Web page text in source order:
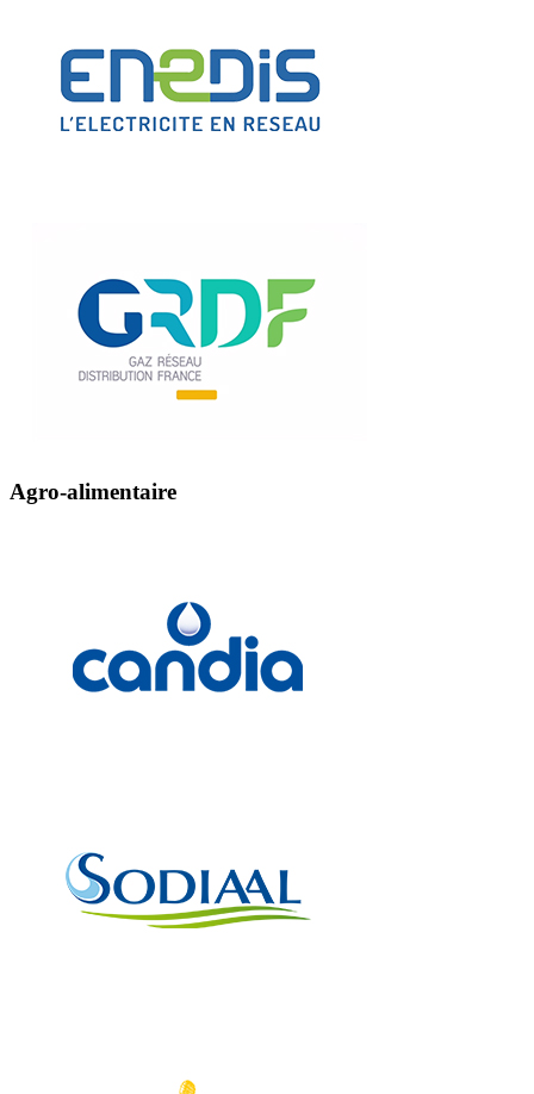
Agro-alimentaire